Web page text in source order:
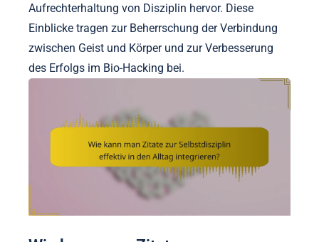
Aufrechterhaltung von Disziplin hervor. Diese
Einblicke tragen zur Beherrschung der Verbindung
zwischen Geist und Körper und zur Verbesserung
des Erfolgs im Bio-Hacking bei.